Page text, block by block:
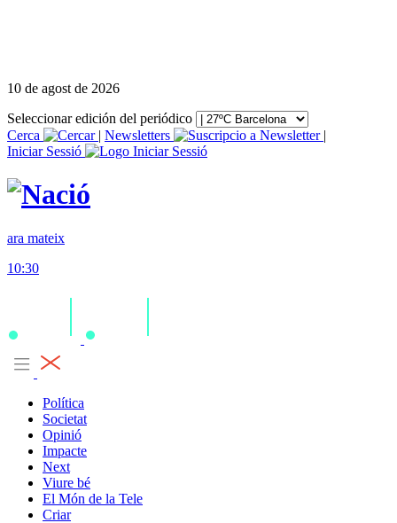
10 de agost de 2026
Seleccionar edición del periódico
Cerca
| Newsletters
|
Iniciar Sessió
ara mateix
10:30
Política
Societat
Opinió
Impacte
Next
Viure bé
El Món de la Tele
Criar